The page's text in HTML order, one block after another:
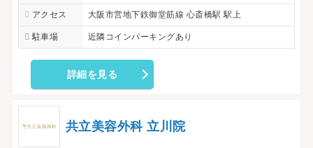
アクセス 大阪市営地下鉄御堂筋線 心斎橋駅 駅上
駐車場 近隣コインパーキングあり
詳細を見る
共立美容外科 立川院